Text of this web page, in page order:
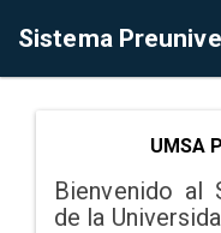
Sistema
UMSA
Bienvenido al
de la